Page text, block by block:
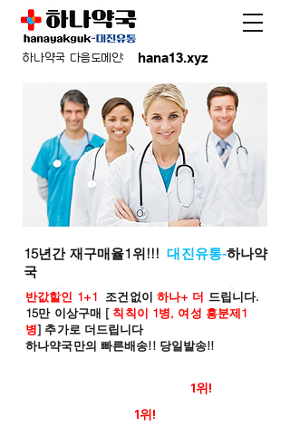
hana13.xyz
하나약국 다음도메인:
15년간 재구매율1위!!!대진유통-하나약
국
반값할인 1+1 조건없이 하나+ 더 드립니다.
15만 이상구매 [ 칙칙이 1병, 여성 흥분제1
병] 추가로 더드립니다
하나약국만의 빠른배송!! 당일발송!!
1위!
1위!